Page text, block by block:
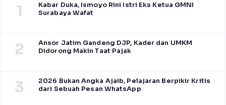
1
Kabar Duka, Ismoyo Rini Istri Eks Ketua GMNI
Surabaya Wafat
2
Ansor Jatim Gandeng DJP, Kader dan UMKM
Didorong Makin Taat Pajak
3
2026 Bukan Angka Ajaib, Pelajaran Berpikir Kritis
dari Sebuah Pesan WhatsApp